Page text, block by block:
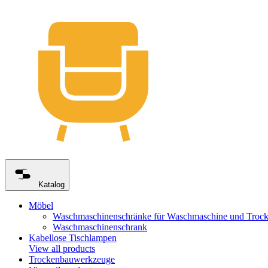
Katalog
Möbel
Waschmaschinenschränke für Waschmaschine und
Waschmaschinenschrank
Kabellose Tischlampen
View all products
Trockenbauwerkzeuge